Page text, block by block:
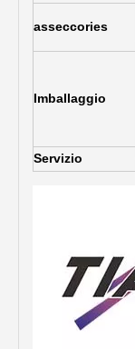
asseccories
Imballaggio
Servizio